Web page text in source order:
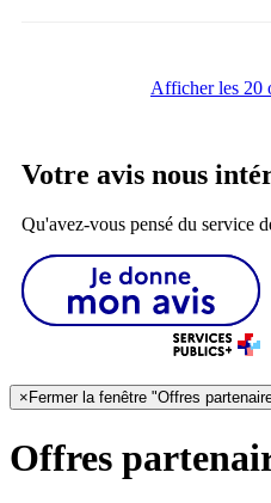
Afficher les 20
Votre avis nous
Qu'avez-vous pensé du service
× Fermer la fenêtre "Offres
Offres